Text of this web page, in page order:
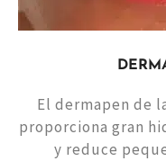
El dermapen de
proporciona gran
y reduce